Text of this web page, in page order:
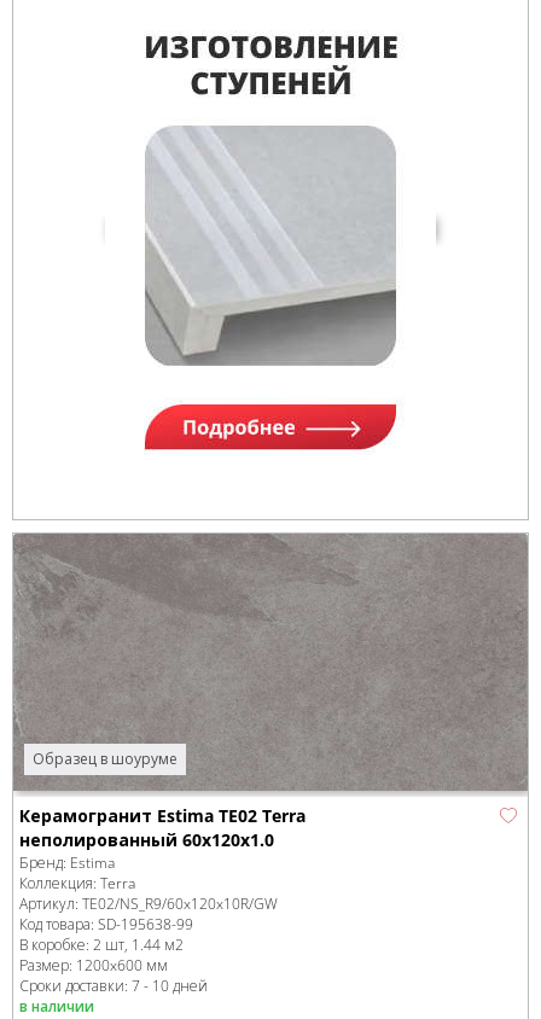
Образец в шоуруме
Керамогранит Estima TE02 Terra
неполированный 60x120x1.0
Бренд: Estima
Коллекция: Terra
Артикул: TE02/NS_R9/60x120x10R/GW
Код товара: SD-195638-99
В коробке: 2 шт, 1.44 м2
Размер: 1200x600 мм
Сроки доставки: 7 - 10 дней
в наличии